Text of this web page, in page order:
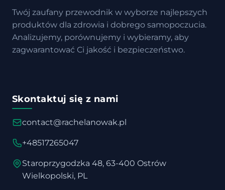
Twój zaufany przewodnik w wyborze najlepszych
produktów dla zdrowia i dobrego samopoczucia.
Analizujemy, porównujemy i wybieramy, aby
zagwarantować Ci jakość i bezpieczeństwo.
Skontaktuj się z nami
contact@rachelanowak.pl
+48517265047
Staroprzygodzka 48, 63-400 Ostrów
Wielkopolski, PL